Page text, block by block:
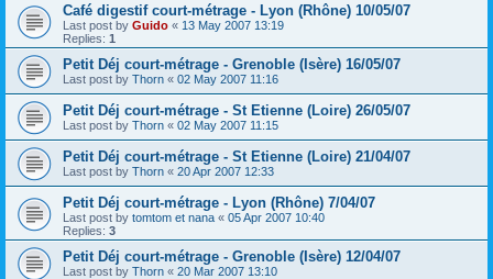
Café digestif court-métrage - Lyon (Rhône) 10/05/07
Last post by Guido « 13 May 2007 13:19
Replies: 1
Petit Déj court-métrage - Grenoble (Isère) 16/05/07
Last post by Thorn « 02 May 2007 11:16
Petit Déj court-métrage - St Etienne (Loire) 26/05/07
Last post by Thorn « 02 May 2007 11:15
Petit Déj court-métrage - St Etienne (Loire) 21/04/07
Last post by Thorn « 20 Apr 2007 12:33
Petit Déj court-métrage - Lyon (Rhône) 7/04/07
Last post by tomtom et nana « 05 Apr 2007 10:40
Replies: 3
Petit Déj court-métrage - Grenoble (Isère) 12/04/07
Last post by Thorn « 20 Mar 2007 13:10